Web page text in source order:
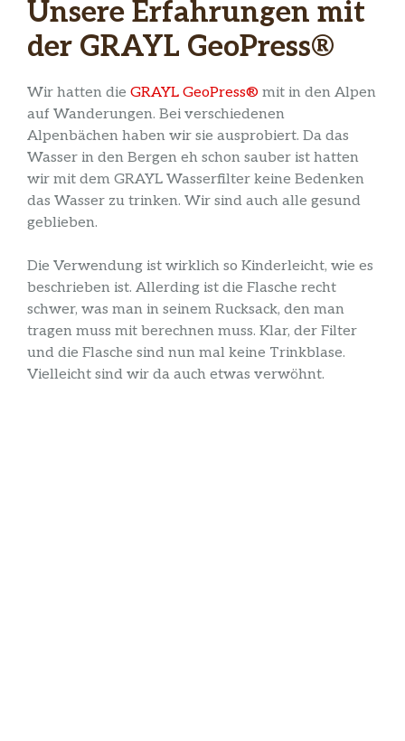
Unsere Erfahrungen mit
der GRAYL GeoPress®
Wir hatten die GRAYL GeoPress® mit in den Alpen
auf Wanderungen. Bei verschiedenen
Alpenbächen haben wir sie ausprobiert. Da das
Wasser in den Bergen eh schon sauber ist hatten
wir mit dem GRAYL Wasserfilter keine Bedenken
das Wasser zu trinken. Wir sind auch alle gesund
geblieben.
Die Verwendung ist wirklich so Kinderleicht, wie es
beschrieben ist. Allerding ist die Flasche recht
schwer, was man in seinem Rucksack, den man
tragen muss mit berechnen muss. Klar, der Filter
und die Flasche sind nun mal keine Trinkblase.
Vielleicht sind wir da auch etwas verwöhnt.